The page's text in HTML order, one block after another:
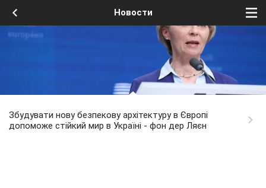
Новости
Збудувати нову безпекову архітектуру в Європі
допоможе стійкий мир в Україні - фон дер Ляєн